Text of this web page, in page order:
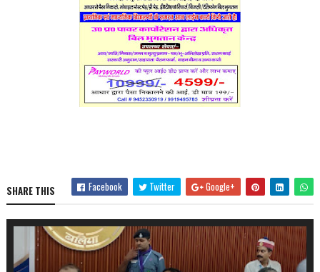
SHARE THIS Facebook Twitter Google+